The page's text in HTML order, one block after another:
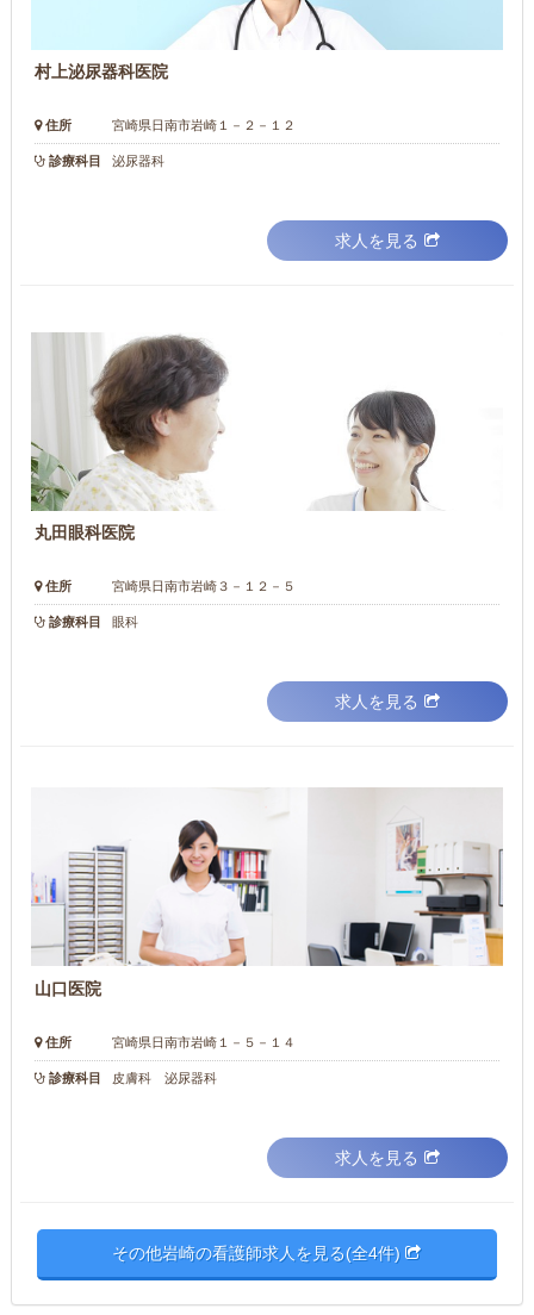
村上泌尿器科医院
住所 宮崎県日南市岩崎１－２－１２
診療科目 泌尿器科
求人を見る
丸田眼科医院
住所 宮崎県日南市岩崎３－１２－５
診療科目 眼科
求人を見る
山口医院
住所 宮崎県日南市岩崎１－５－１４
診療科目 皮膚科 泌尿器科
求人を見る
その他岩崎の看護師求人を見る(全4件)